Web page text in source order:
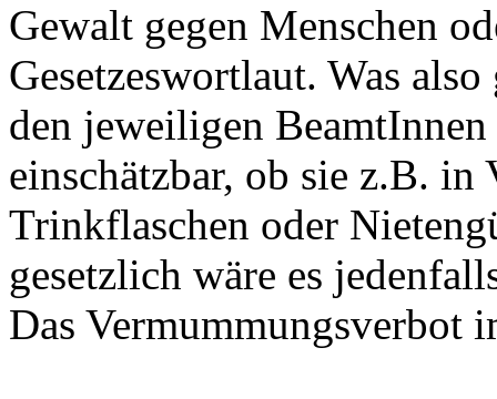
Gewalt gegen Menschen
Gesetzeswortlaut. Was
den jeweiligen
einschätzbar, ob sie z.B.
Trinkflaschen oder
gesetzlich wäre es
Das Vermummungsverbot